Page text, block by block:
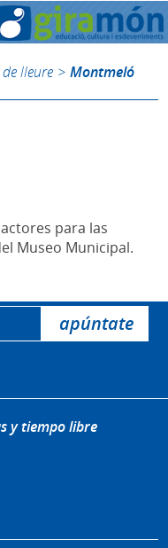
lleure > Montmeló
para las
Museo Municipal.
y tiempo libre